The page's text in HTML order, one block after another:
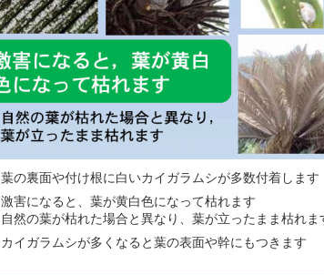
葉の裏面や付け根に白いカイガラムシが多数付着します
激害になると、葉が黄白色になって枯れます
自然の葉が枯れた場合と異なり、葉が立ったまま枯れま
カイガラムシが多くなると葉の表面や幹にもつきます